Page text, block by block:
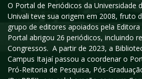
O Portal de Periódicos da Universidade
Univali teve sua origem em 2008, fruto
grupo de editores apoiados pela
Portal abrigou 26 periódicos, incluindo
Congressos. A partir de 2023, a
Campus Itajaí passou a coordenar o
Pró-Reitoria de Pesquisa, Pós-